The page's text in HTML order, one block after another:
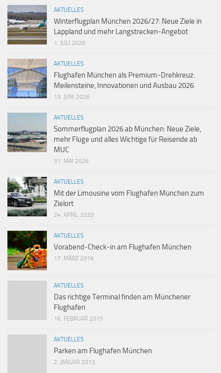
AKTUELLES
Winterflugplan München 2026/27: Neue Ziele in
Lappland und mehr Langstrecken-Angebot
1. JULI 2026
AKTUELLES
Flughafen München als Premium-Drehkreuz:
Meilensteine, Innovationen und Ausbau 2026
13. JUNI 2026
AKTUELLES
Sommerflugplan 2026 ab München: Neue Ziele,
mehr Flüge und alles Wichtige für Reisende ab
MUC
31. MAI 2026
AKTUELLES
Mit der Limousine vom Flughafen München zum
Zielort
24. APRIL 2020
AKTUELLES
Vorabend-Check-in am Flughafen München
17. MÄRZ 2016
AKTUELLES
Das richtige Terminal finden am Münchener
Flughafen
16. FEBRUAR 2015
AKTUELLES
Parken am Flughafen München
2. JANUAR 2013